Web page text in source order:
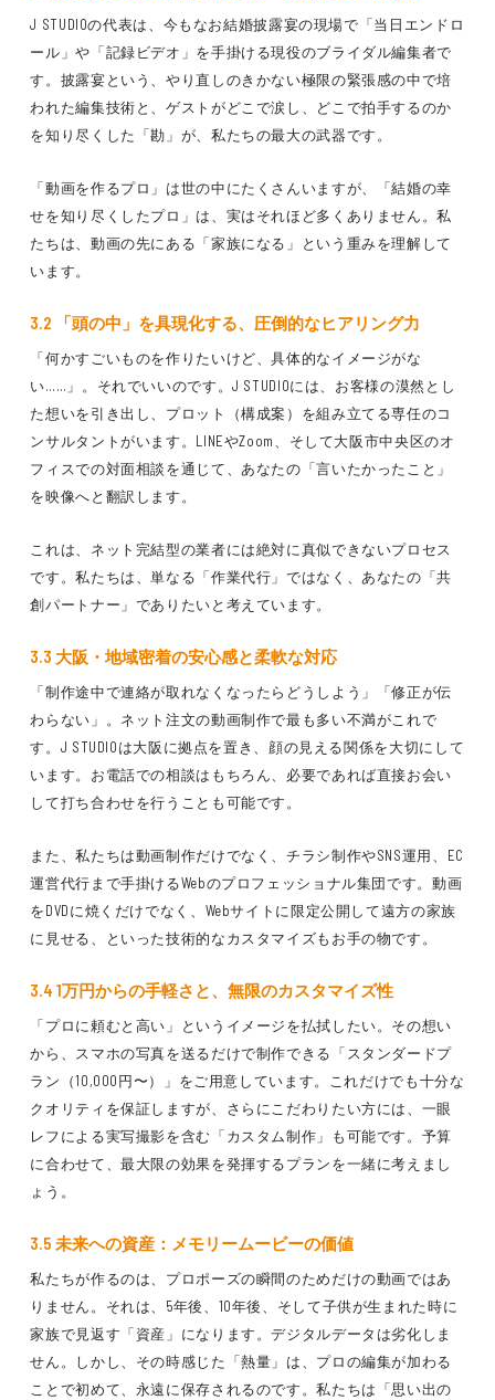
J STUDIOの代表は、今もなお結婚披露宴の現場で「当日エンドロ
ール」や「記録ビデオ」を手掛ける現役のブライダル編集者で
す。披露宴という、やり直しのきかない極限の緊張感の中で培
われた編集技術と、ゲストがどこで涙し、どこで拍手するのか
を知り尽くした「勘」が、私たちの最大の武器です。
「動画を作るプロ」は世の中にたくさんいますが、「結婚の幸
せを知り尽くしたプロ」は、実はそれほど多くありません。私
たちは、動画の先にある「家族になる」という重みを理解して
います。
3.2 「頭の中」を具現化する、圧倒的なヒアリング力
「何かすごいものを作りたいけど、具体的なイメージがな
い……」。それでいいのです。J STUDIOには、お客様の漠然とし
た想いを引き出し、プロット（構成案）を組み立てる専任のコ
ンサルタントがいます。LINEやZoom、そして大阪市中央区のオ
フィスでの対面相談を通じて、あなたの「言いたかったこと」
を映像へと翻訳します。
これは、ネット完結型の業者には絶対に真似できないプロセス
です。私たちは、単なる「作業代行」ではなく、あなたの「共
創パートナー」でありたいと考えています。
3.3 大阪・地域密着の安心感と柔軟な対応
「制作途中で連絡が取れなくなったらどうしよう」「修正が伝
わらない」。ネット注文の動画制作で最も多い不満がこれで
す。J STUDIOは大阪に拠点を置き、顔の見える関係を大切にして
います。お電話での相談はもちろん、必要であれば直接お会い
して打ち合わせを行うことも可能です。
また、私たちは動画制作だけでなく、チラシ制作やSNS運用、EC
運営代行まで手掛けるWebのプロフェッショナル集団です。動画
をDVDに焼くだけでなく、Webサイトに限定公開して遠方の家族
に見せる、といった技術的なカスタマイズもお手の物です。
3.4 1万円からの手軽さと、無限のカスタマイズ性
「プロに頼むと高い」というイメージを払拭したい。その想い
から、スマホの写真を送るだけで制作できる「スタンダードプ
ラン（10,000円〜）」をご用意しています。これだけでも十分な
クオリティを保証しますが、さらにこだわりたい方には、一眼
レフによる実写撮影を含む「カスタム制作」も可能です。予算
に合わせて、最大限の効果を発揮するプランを一緒に考えまし
ょう。
3.5 未来への資産：メモリームービーの価値
私たちが作るのは、プロポーズの瞬間のためだけの動画ではあ
りません。それは、5年後、10年後、そして子供が生まれた時に
家族で見返す「資産」になります。デジタルデータは劣化しま
せん。しかし、その時感じた「熱量」は、プロの編集が加わる
ことで初めて、永遠に保存されるのです。私たちは「思い出の